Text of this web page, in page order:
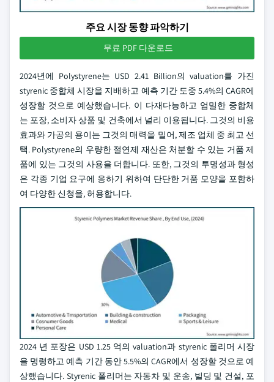
주요 시장 동향 파악하기
무료 PDF 다운로드
2024년에 Polystyrene는 USD 2.41 Billion의 valuation를 가진
styrenic 중합체 시장을 지배하고 예측 기간 도중 5.4%의 CAGR에
성장할 것으로 예상했습니다. 이 다재다능하고 엄밀한 중합체
는 포장, 소비자 상품 및 건축에서 널리 이용됩니다. 그것의 비용
효과와 가공의 용이는 그것의 매력을 밀어, 제조 업체 중 최고 선
택. Polystyrene의 우량한 절연제 재산은 처분할 수 있는 거품 제
품에 있는 그것의 사용을 더합니다. 또한, 그것의 투명성과 형성
은 각종 기업 요구에 응하기 위하여 단단한 거품 모양을 포함하
여 다양한 신청을, 허용합니다.
2024 년 포장은 USD 1.25 억의 valuation과 styrenic 폴리머 시장
을 명령하고 예측 기간 동안 5.5%의 CAGR에서 성장할 것으로 예
상했습니다. Styrenic 폴리머는 자동차 및 운송, 빌딩 및 건설, 포